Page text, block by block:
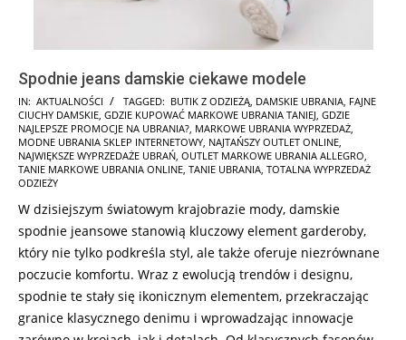
Spodnie jeans damskie ciekawe modele
2024-
10-
08
IN: AKTUALNOŚCI TAGGED: BUTIK Z ODZIEŻĄ DAMSKIE UBRANIA FAJNE
CIUCHY DAMSKIE GDZIE KUPOWAĆ MARKOWE UBRANIA TANIEJ GDZIE
NAJLEPSZE PROMOCJE NA UBRANIA? MARKOWE UBRANIA WYPRZEDAŻ
MODNE UBRANIA SKLEP INTERNETOWY NAJTAŃSZY OUTLET ONLINE
NAJWIĘKSZE WYPRZEDAŻE UBRAŃ OUTLET MARKOWE UBRANIA ALLEGRO
TANIE MARKOWE UBRANIA ONLINE TANIE UBRANIA TOTALNA WYPRZEDAŻ
ODZIEŻY
W dzisiejszym światowym krajobrazie mody, damskie
spodnie jeansowe stanowią kluczowy element garderoby,
który nie tylko podkreśla styl, ale także oferuje niezrównane
poczucie komfortu. Wraz z ewolucją trendów i designu,
spodnie te stały się ikonicznym elementem, przekraczając
granice klasycznego denimu i wprowadzając innowacje